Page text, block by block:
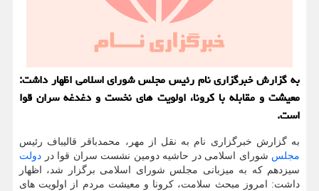
به گزارش خبرگزاری نام رئیس مجلس شورای اسلامی اظهار داشت:
معیشت و مقابله با کرونا، اولویت های نخست و دغدغه سران قوا
است.
به گزارش خبرگزاری نام به نقل از مهر، محمدباقر قالیباف رئیس
مجلس شورای اسلامی در حاشیه دومین نشست سران قوا در دولت
سیزدهم که به میزبانی مجلس شورای اسلامی برگزار شد، اظهار
داشت: امروز مبحث سلامت، کرونا و معیشت مردم از اولویت های